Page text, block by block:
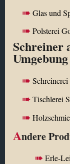
Glas und
Polsterei
Schreiner
Umgebung
Tischlerei
Andere
Erle-